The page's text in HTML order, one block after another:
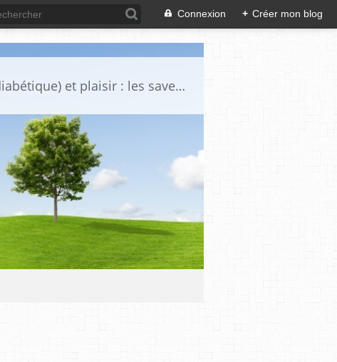
Connexion + Créer mon blog
Voici une sélection de certaines de mes recettes "gourmandise sante (spécial diabétique) et plaisir : les saveurs simples retrouvées, plaisir des yeux.